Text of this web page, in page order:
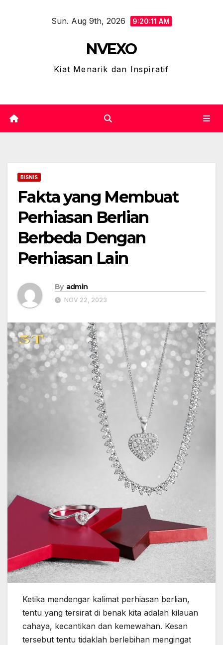
Sun. Aug 9th, 2026 9:20:12 AM
NVEXO
Kiat Menarik dan Inspiratif
BISNIS
Fakta yang Membuat
Perhiasan Berlian
Berbeda Dengan
Perhiasan Lain
By admin
NOV 22, 2023
Ketika mendengar kalimat perhiasan berlian,
tentu yang tersirat di benak kita adalah kilauan
cahaya, kecantikan dan kemewahan. Kesan
tersebut tentu tidaklah berlebihan mengingat